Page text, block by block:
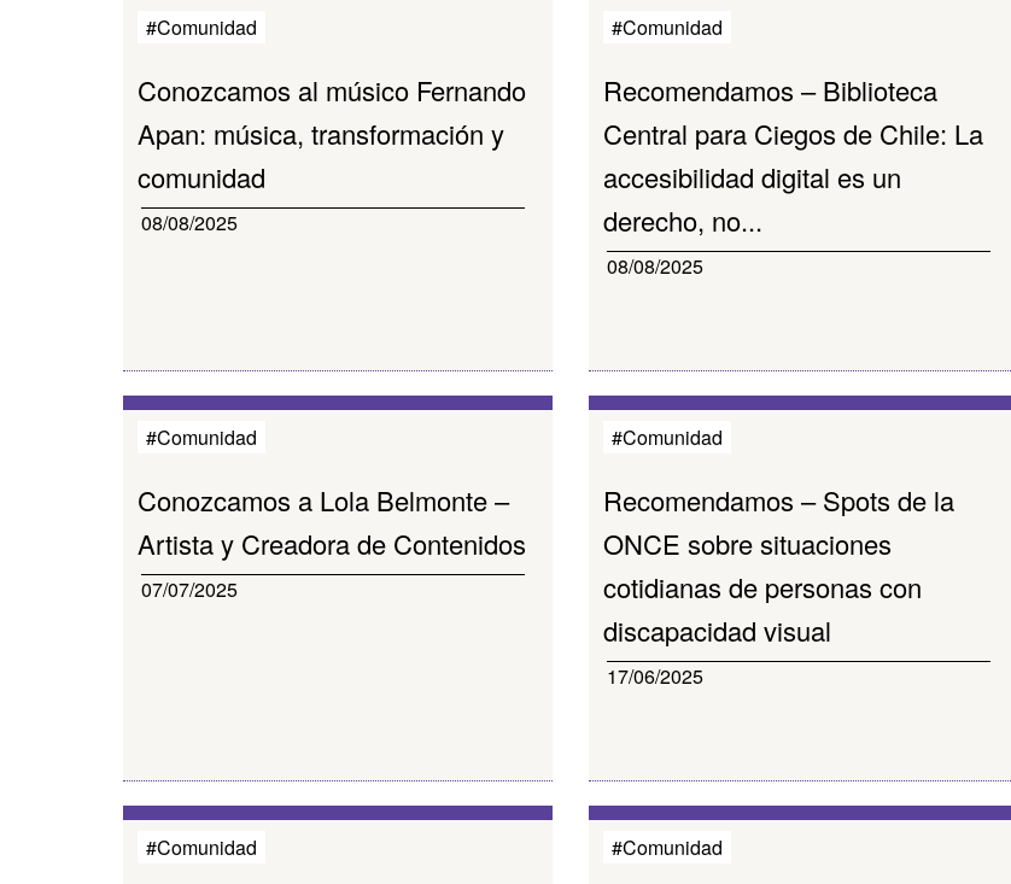
#Comunidad
Conozcamos al músico Fernando
Apan: música, transformación y
comunidad
08/08/2025
#Comunidad
Recomendamos – Biblioteca
Central para Ciegos de Chile: La
accesibilidad digital es un
derecho, no...
08/08/2025
#Comunidad
Conozcamos a Lola Belmonte –
Artista y Creadora de Contenidos
07/07/2025
#Comunidad
Recomendamos – Spots de la
ONCE sobre situaciones
cotidianas de personas con
discapacidad visual
17/06/2025
#Comunidad #Comunidad